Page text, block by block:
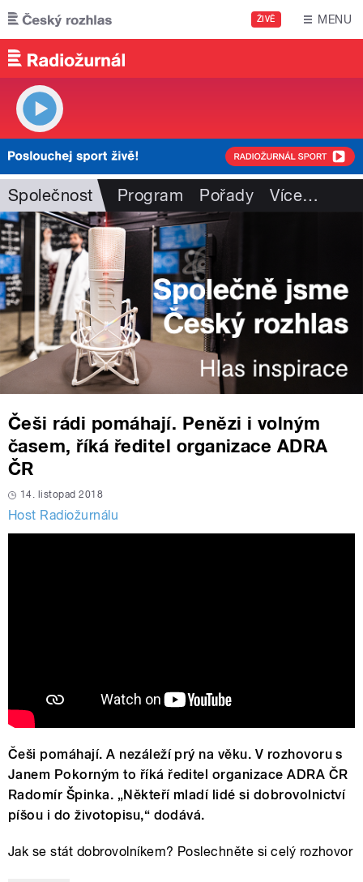
Přejít k hlavnímu obsahu
ŽIVĚ MENU
Společnost Program Pořady Více…
Češi rádi pomáhají. Penězi i volným
časem, říká ředitel organizace ADRA
ČR
14. listopad 2018
Host Radiožurnálu
Češi pomáhají. A nezáleží prý na věku. V rozhovoru s
Janem Pokorným to říká ředitel organizace ADRA ČR
Radomír Špinka. „Někteří mladí lidé si dobrovolnictví
píšou i do životopisu,“ dodává.
Jak se stát dobrovolníkem? Poslechněte si celý rozhovor